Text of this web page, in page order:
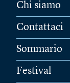
Chi siamo
Contattaci
Sommario
Festival